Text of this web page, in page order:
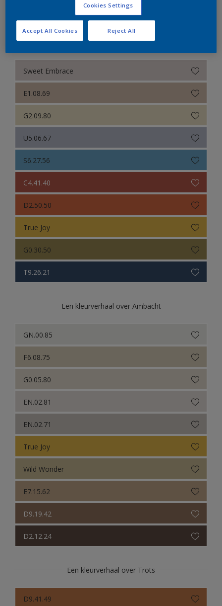
Sikkens Colour Futures 2024
Sikkens Colour Futures 2023
Sikkens Colour Futures 2025 (30 kleuren)
Een kleurverhaal over Durf
Sweet Embrace
E1.08.69
G2.09.80
U5.06.67
S6.27.56
C4.41.40
D2.50.50
True Joy
G0.30.50
T9.26.21
Een kleurverhaal over Ambacht
GN.00.85
F6.08.75
G0.05.80
EN.02.81
EN.02.71
True Joy
Wild Wonder
E7.15.62
D9.19.42
D2.12.24
Een kleurverhaal over Trots
D9.41.49
Cookies Settings
Reject All
Accept All Cookies